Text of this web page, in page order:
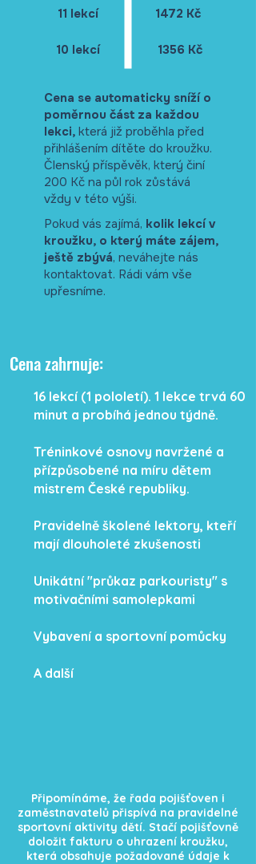
11 lekcí 1472 Kč
10 lekcí 1356 Kč
Cena se automaticky sníží o
poměrnou část za každou
lekci, která již proběhla před
přihlášením dítěte do kroužku.
Členský příspěvěk, který činí
200 Kč na půl rok zůstává
vždy v této výši.
Pokud vás zajímá, kolik lekcí v
kroužku, o který máte zájem,
ještě zbývá, neváhejte nás
kontaktovat. Rádi vám vše
upřesníme.
Cena zahrnuje:
16 lekcí (1 pololetí). 1 lekce trvá 60
minut a probíhá jednou týdně.
Tréninkové osnovy navržené a
přízpůsobené na míru dětem
mistrem České republiky.
Pravidelně školené lektory, kteří
mají dlouholeté zkušenosti
Unikátní "průkaz parkouristy" s
motivačními samolepkami​
Vybavení a sportovní pomůcky
A další
Připomínáme, že řada pojišťoven i
zaměstnavatelů přispívá na pravidelné
sportovní aktivity dětí. Stačí pojišťovně
doložit fakturu o uhrazení kroužku,
která obsahuje požadované údaje k